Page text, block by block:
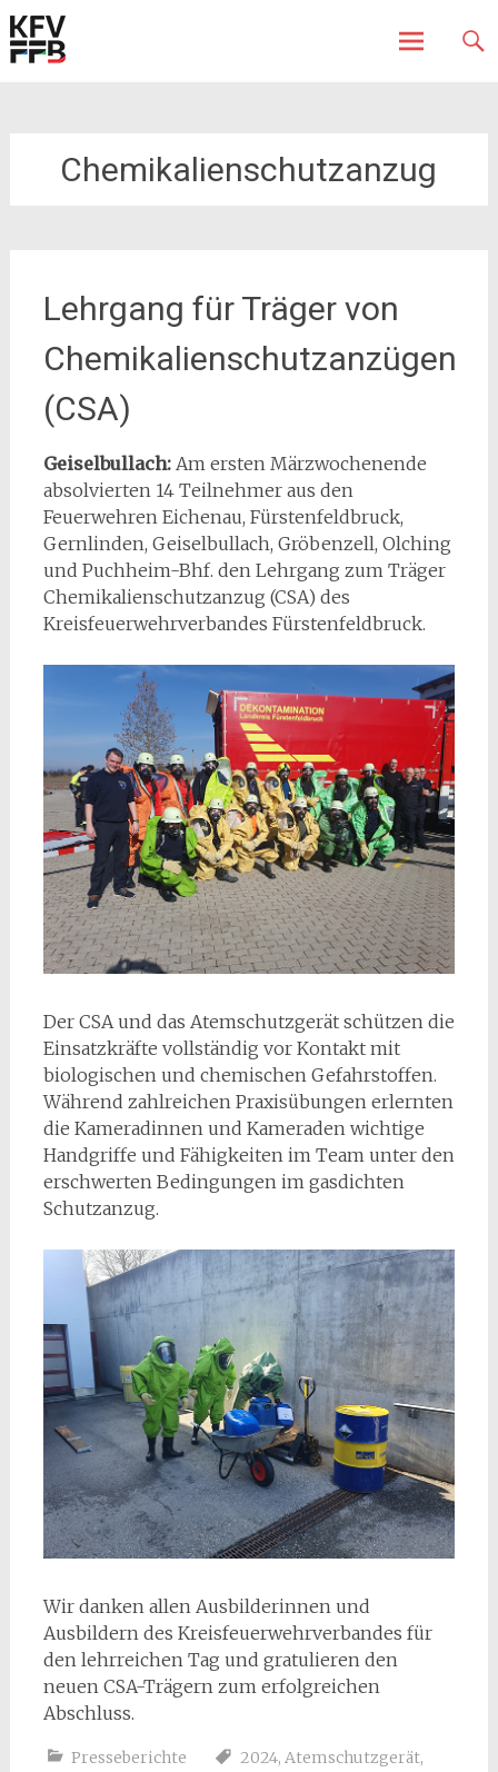
Chemikalienschutzanzug
Lehrgang für Träger von
Chemikalienschutzanzügen
(CSA)
Geiselbullach:Am ersten Märzwochenende
absolvierten 14 Teilnehmer aus den
Feuerwehren Eichenau, Fürstenfeldbruck,
Gernlinden, Geiselbullach, Gröbenzell, Olching
und Puchheim-Bhf. den Lehrgang zum Träger
Chemikalienschutzanzug (CSA) des
Kreisfeuerwehrverbandes Fürstenfeldbruck.
Der CSA und das Atemschutzgerät schützen die
Einsatzkräfte vollständig vor Kontakt mit
biologischen und chemischen Gefahrstoffen.
Während zahlreichen Praxisübungen erlernten
die Kameradinnen und Kameraden wichtige
Handgriffe und Fähigkeiten im Team unter den
erschwerten Bedingungen im gasdichten
Schutzanzug.
Wir danken allen Ausbilderinnen und
Ausbildern des Kreisfeuerwehrverbandes für
den lehrreichen Tag und gratulieren den
neuen CSA-Trägern zum erfolgreichen
Abschluss.
Presseberichte 2024, Atemschutzgerät,